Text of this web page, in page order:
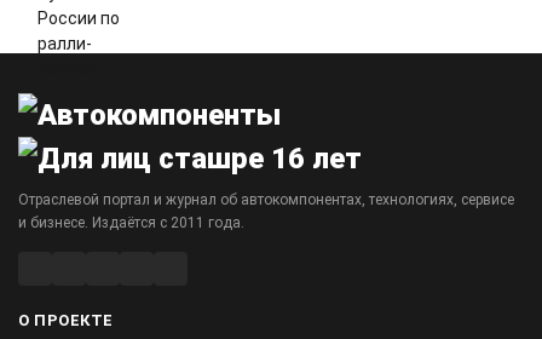
Отраслевой портал и журнал об автокомпонентах, технологиях, сервисе
и бизнесе. Издаётся с 2011 года.
О ПРОЕКТЕ